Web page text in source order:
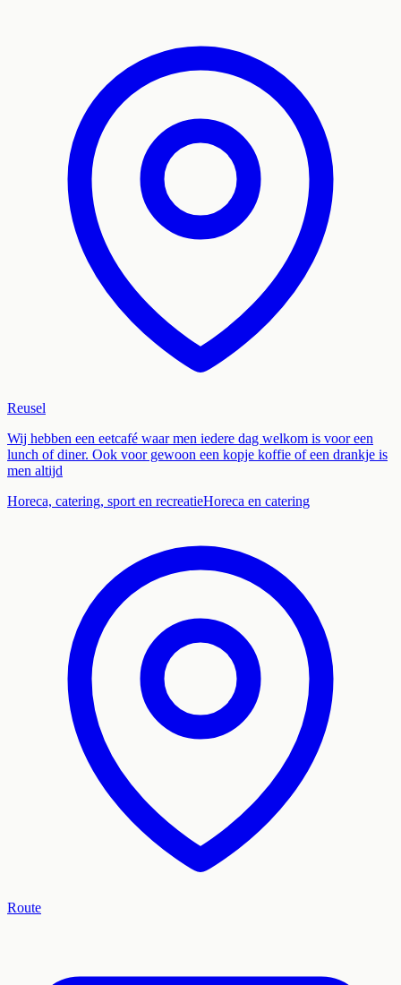
Reusel
Wij hebben een eetcafé waar men iedere dag welkom is voor een
lunch of diner. Ook voor gewoon een kopje koffie of een drankje is
men altijd
Horeca, catering, sport en recreatieHoreca en catering
Route